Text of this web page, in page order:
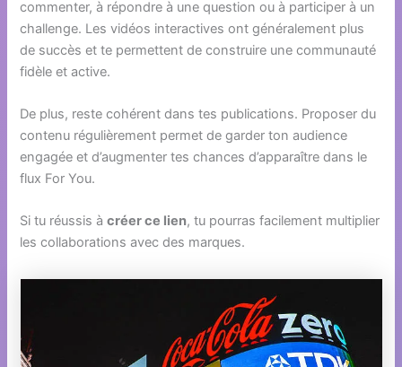
commenter, à répondre à une question ou à participer à un
challenge. Les vidéos interactives ont généralement plus
de succès et te permettent de construire une communauté
fidèle et active.
De plus, reste cohérent dans tes publications. Proposer du
contenu régulièrement permet de garder ton audience
engagée et d’augmenter tes chances d’apparaître dans le
flux For You.
Si tu réussis àcréer ce lien, tu pourras facilement multiplier
les collaborations avec des marques.